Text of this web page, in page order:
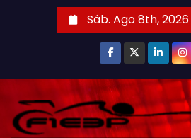
Sáb. Ago 8th, 2026